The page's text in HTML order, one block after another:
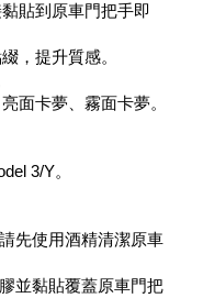
貼到原車門把手即
，提升質感。
面卡夢、霧面卡夢。
3/Y。
先使用酒精清潔原車
並黏貼覆蓋原車門把